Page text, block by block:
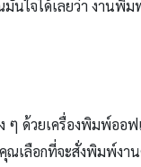
นใจได้เลยว่า งาน
ๆ ด้วยเครื่องพิมพ์ออ
ณเลือกที่จะสั่งพิมพ์งา